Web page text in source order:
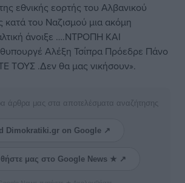
εθνικής εορτής του Αλβανικού
κατά του Ναζισμού μια ακόμη
άνοιξε ….ΝΤΡΟΠΗ ΚΑΙ
Αλέξη Τσίπρα Πρόεδρε Πάνο
ΤΟΥΣ .Δεν θα μας νικήσουν».
άρθρα μας στα αποτελέσματα αναζήτησης
Dimokratiki.gr on Google ↗
μας στο Google News ★ ↗